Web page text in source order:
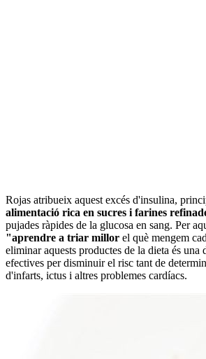
Rojas atribueix aquest excés d'insulina,
alimentació rica en sucres i farines
pujades ràpides de la glucosa en sang. Per
"aprendre a triar millor el què mengem
eliminar aquests productes de la dieta és una
efectives per disminuir el risc tant de
d'infarts, ictus i altres problemes cardíacs.